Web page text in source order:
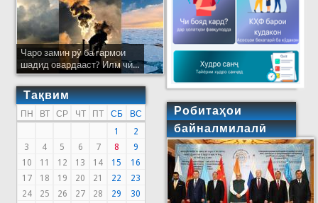
Чаро замин рӯ ба гармои
шадид овардааст? Илм чӣ...
Тақвим
ПН ВТ СР ЧТ ПТ СБ
ВС
1
2
3
4 5 6 7 8
9
10
11 12 13 14 15
16
17
18 19 20 21 22
23
24
25 26 27 28 29
30
Робитаҳои
байналмилалӣ